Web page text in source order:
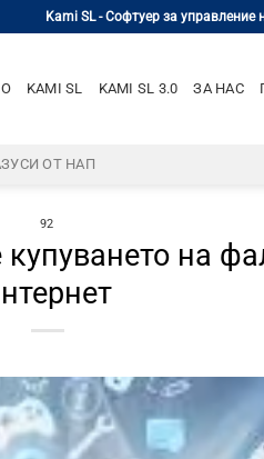
Kami SL - Софтуер за управление
KAMI SL KAMI SL 3.0 ЗА НАС
ОТ НАП
92
купуването на